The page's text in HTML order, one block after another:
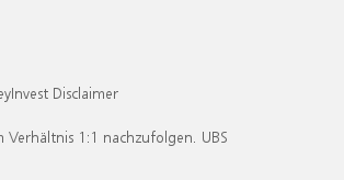
Disclaimer
1:1 nachzufolgen. UBS